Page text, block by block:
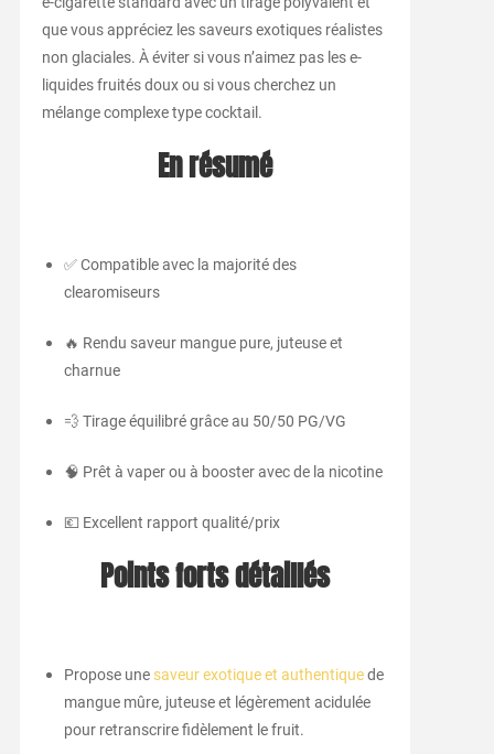
que vous appréciez les saveurs exotiques réalistes
non glaciales. À éviter si vous n’aimez pas les e-
liquides fruités doux ou si vous cherchez un
mélange complexe type cocktail.
En résumé
✅ Compatible avec la majorité des
clearomiseurs
🔥 Rendu saveur mangue pure, juteuse et
charnue
💨 Tirage équilibré grâce au 50/50 PG/VG
🧠 Prêt à vaper ou à booster avec de la nicotine
💶 Excellent rapport qualité/prix
Points forts détaillés
Propose une saveur exotique et authentiquede
mangue mûre, juteuse et légèrement acidulée
pour retranscrire fidèlement le fruit.